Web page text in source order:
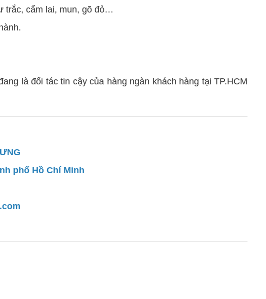
trắc, cẩm lai, mun, gõ đỏ…
là đối tác tin cậy của hàng ngàn khách hàng tại TP.HCM
phố Hồ Chí Minh